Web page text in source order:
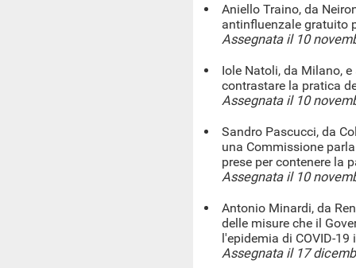
Aniello Traino, da
antinfluenzale gratuito
Assegnata il 10
Iole Natoli, da Milano,
contrastare la pratica
Assegnata il 10
Sandro Pascucci, da
una Commissione
prese per contenere la
Assegnata il 10
Antonio Minardi, da
delle misure che il
l'epidemia di COVID-
Assegnata il 17